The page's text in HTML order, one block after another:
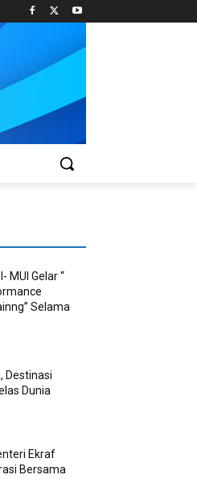
MUI Gelar “
Selama
Destinasi
Dunia
Ekraf
Bersama